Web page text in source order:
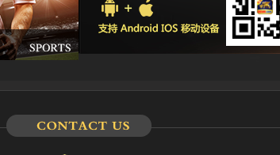
Hg****64
23514.56
发财神
T94***41
65214.96
飞天
Yu***958
8451.85
Gs***458
15846.00
熊之舞
Yh****642
192356.77
冰上曲棍球